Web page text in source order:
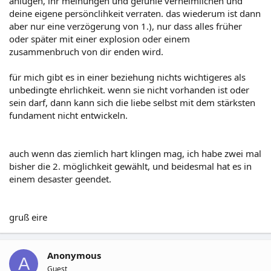
deine eigene persönclihkeit verraten. das wiederum ist dann
aber nur eine verzögerung von 1.), nur dass alles früher
oder später mit einer explosion oder einem
zusammenbruch von dir enden wird.
für mich gibt es in einer beziehung nichts wichtigeres als
unbedingte ehrlichkeit. wenn sie nicht vorhanden ist oder
sein darf, dann kann sich die liebe selbst mit dem stärksten
fundament nicht entwickeln.
auch wenn das ziemlich hart klingen mag, ich habe zwei mal
bisher die 2. möglichkeit gewählt, und beidesmal hat es in
einem desaster geendet.
gruß eire
A Anonymous
Guest